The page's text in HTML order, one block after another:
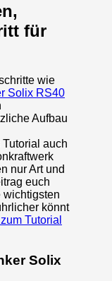
für
wie
Solix RS40
Aufbau
auch
nur Art und
euch
wichtigsten
könnt
Tutorial
Solix